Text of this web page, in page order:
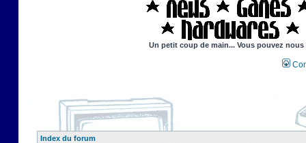
Un petit coup de main... Vous pouvez
Index du forum